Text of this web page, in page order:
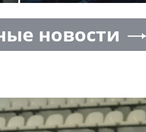
новости